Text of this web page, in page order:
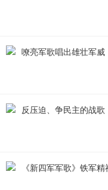
嘹亮军歌唱出雄壮军威
反压迫、争民主的战歌
《新四军军歌》铁军